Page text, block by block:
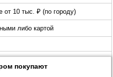
от 10 тыс. ₽ (по городу)
либо картой
покупают